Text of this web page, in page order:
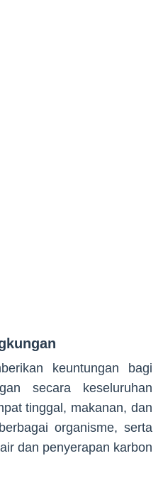
keuntungan bagi
secara keseluruhan
tinggal, makanan, dan
organisme, serta
dan penyerapan karbon